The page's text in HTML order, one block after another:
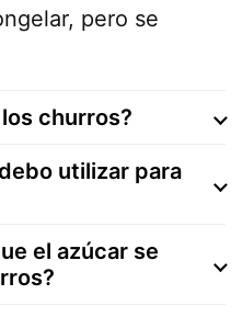
pero se
churros?
utilizar para
el azúcar se